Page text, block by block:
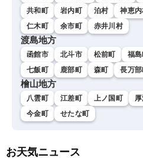
共和町
岩内町 泊村 神恵
仁木町
余市町 赤井川村
渡島地方
函館市 北斗市 松前町 福
七飯町
鹿部町 森町 長万
檜山地方
八雲町 江差町 上ノ国町
今金町
せたな町
お天気ニュース